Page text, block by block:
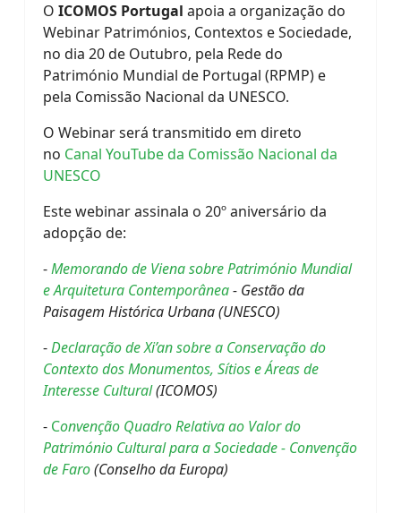
O ICOMOS Portugal apoia a organização do
Webinar Patrimónios, Contextos e Sociedade,
no dia 20 de Outubro, pela Rede do
Património Mundial de Portugal (RPMP) e
pela Comissão Nacional da UNESCO.
O Webinar será transmitido em direto
no Canal YouTube da Comissão Nacional da
UNESCO
Este webinar assinala o 20º aniversário da
adopção de:
-Memorando de Viena sobre Património Mundial
e Arquitetura Contemporânea- Gestão da
Paisagem Histórica Urbana (UNESCO)
-Declaração de Xi’an sobre a Conservação do
Contexto dos Monumentos, Sítios e Áreas de
Interesse Cultural(ICOMOS)
- Convenção Quadro Relativa ao Valor do
Património Cultural para a Sociedade - Convenção
de Faro(Conselho da Europa)